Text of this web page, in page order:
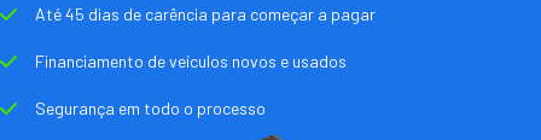
Até 45 dias de carência para começar a pagar
Financiamento de veículos novos e usados
Segurança em todo o processo